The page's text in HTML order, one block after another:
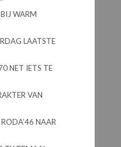
WARM
LAATSTE
NET IETS TE
VAN
NAAR